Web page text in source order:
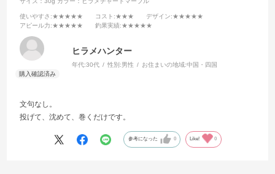
使いやすさ :★★★★★ コスト :★★★ デザイン:★★★★★
アピール力:★★★★★ 釣果実績:★★★★★
ヒラメハンター
年代:30代 性別:男性 お住まいの地域:中国・四国
文句なし。
投げて、沈めて、巻くだけです。
参考になった 0 Like! 0